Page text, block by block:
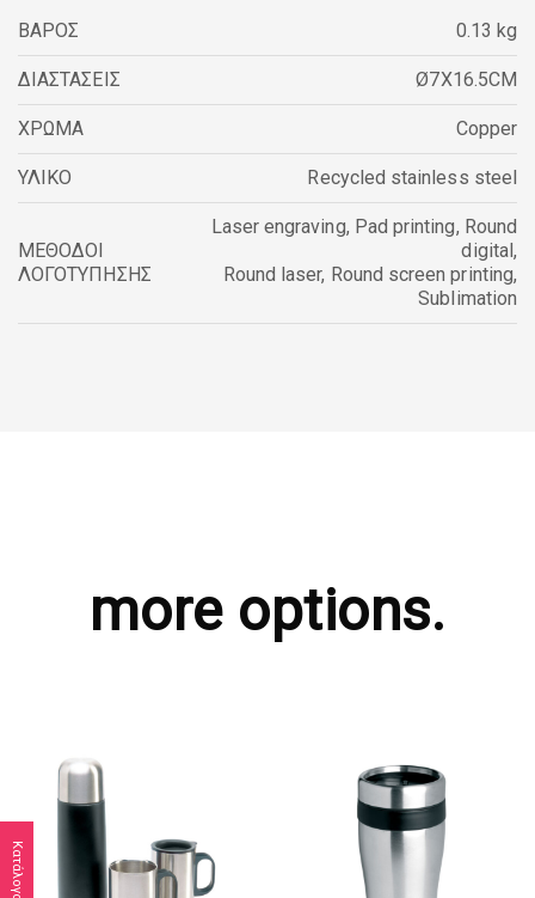
ΒΑΡΟΣ 0.13 kg
ΔΙΑΣΤΑΣΕΙΣ Ø7X16.5CM
ΧΡΩΜΑ Copper
ΥΛΙΚΟ Recycled stainless steel
ΜΕΘΟΔΟΙ
ΛΟΓΟΤΥΠΗΣΗΣ
Laser engraving, Pad printing, Round
digital,
Round laser, Round screen printing,
Sublimation
more options.